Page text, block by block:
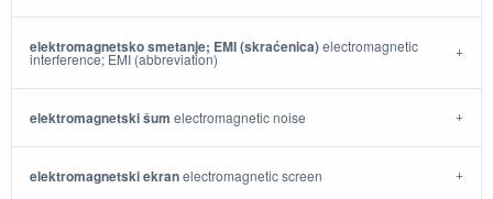
elektromagnetsko smetanje; EMI (skraćenica)electromagnetic
interference; EMI (abbreviation)
elektromagnetski šum electromagnetic noise
elektromagnetski ekranelectromagnetic screen